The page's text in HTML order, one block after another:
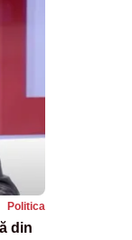
Politica
din